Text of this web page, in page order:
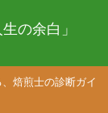
の余白」
焙煎士の診断ガイ